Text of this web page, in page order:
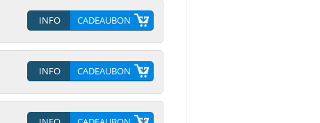
INFO CADEAUBON
INFO CADEAUBON